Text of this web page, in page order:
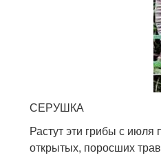
СЕРУШКА
Растут эти грибы с
открытых, поросших